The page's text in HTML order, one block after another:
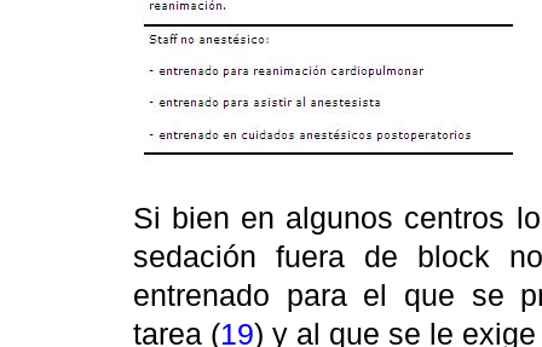
Si bien en algunos centros
sedación fuera de block
entrenado para el que se
tarea (19) y al que se le